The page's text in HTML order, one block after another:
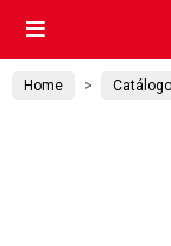

Home Catálogo